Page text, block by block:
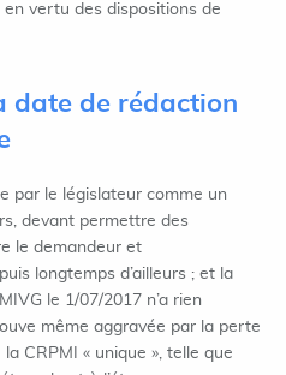
vertu des dispositions de
date de rédaction
par le législateur comme un
devant permettre des
le demandeur et
longtemps d’ailleurs ; et la
le 1/07/2017 n’a rien
même aggravée par la perte
CRPMI « unique », telle que